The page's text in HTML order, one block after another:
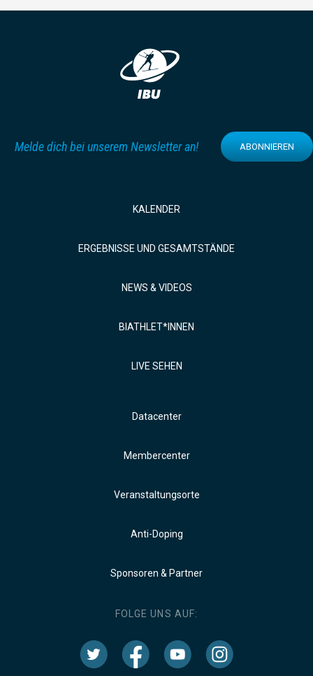
Melde dich bei unserem Newsletter an! ABONNIEREN
KALENDER
ERGEBNISSE UND GESAMTSTÄNDE
NEWS & VIDEOS
BIATHLET*INNEN
LIVE SEHEN
Datacenter
Membercenter
Veranstaltungsorte
Anti-Doping
Sponsoren & Partner
FOLGE UNS AUF: